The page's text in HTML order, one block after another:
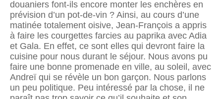
douaniers font-ils encore monter les enchères en
prévision d’un pot-de-vin ? Ainsi, au cours d’une
matinée totalement oisive, Jean-François a appris
à faire les courgettes farcies au paprika avec Adia
et Gala. En effet, ce sont elles qui devront faire la
cuisine pour nous durant le séjour. Nous avons pu
faire une bonne promenade en ville, au soleil, avec
Andreï qui se révèle un bon garçon. Nous parlons
un peu politique. Peu intéressé par la chose, il ne